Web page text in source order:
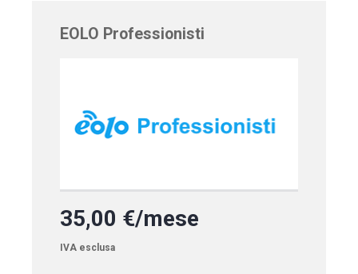
EOLO Professionisti
35,00 €/mese
IVA esclusa